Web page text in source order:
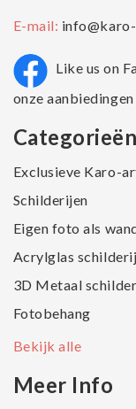
E-mail:
Like us on
onze
Categorieën
Exclusieve Karo-
Schilderijen
Eigen foto als
Acrylglas
3D Metaal
Fotobehang
Bekijk alle
Meer Info